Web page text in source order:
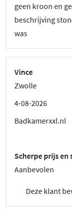
geen kroon en
beschrijving
was
Vince
Zwolle
4-08-2026
Badkamerxxl.nl
Scherpe prijs en
Aanbevolen
Deze klant